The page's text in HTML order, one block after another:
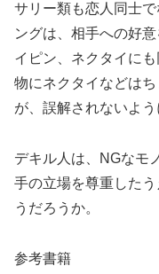
サリー類も恋人同士
ングは、相手への好
イピン、ネクタイに
物にネクタイなどは
が、誤解されないよう
デキル人は、NGなモ
手の立場を尊重した
うだろうか。
参考書籍